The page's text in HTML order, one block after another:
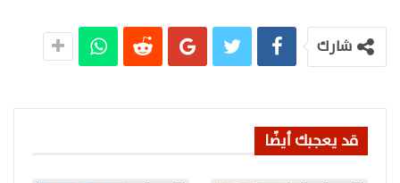
شارك
قد يعجبك أيضًا